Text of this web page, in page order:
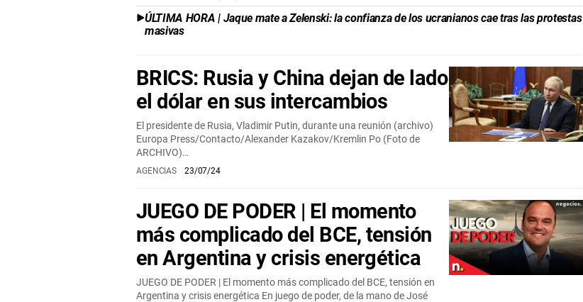
ÚLTIMA HORA | Jaque mate a Zelenski: la confianza de los ucranianos cae tras las protestas
masivas
BRICS: Rusia y China dejan de lado
el dólar en sus intercambios
El presidente de Rusia, Vladimir Putin, durante una reunión (archivo)
Europa Press/Contacto/Alexander Kazakov/Kremlin Po (Foto de
ARCHIVO)…
AGENCIAS 23/07/24
JUEGO DE PODER | El momento
más complicado del BCE, tensión
en Argentina y crisis energética
JUEGO DE PODER | El momento más complicado del BCE, tensión en
Argentina y crisis energética En juego de poder, de la mano de José